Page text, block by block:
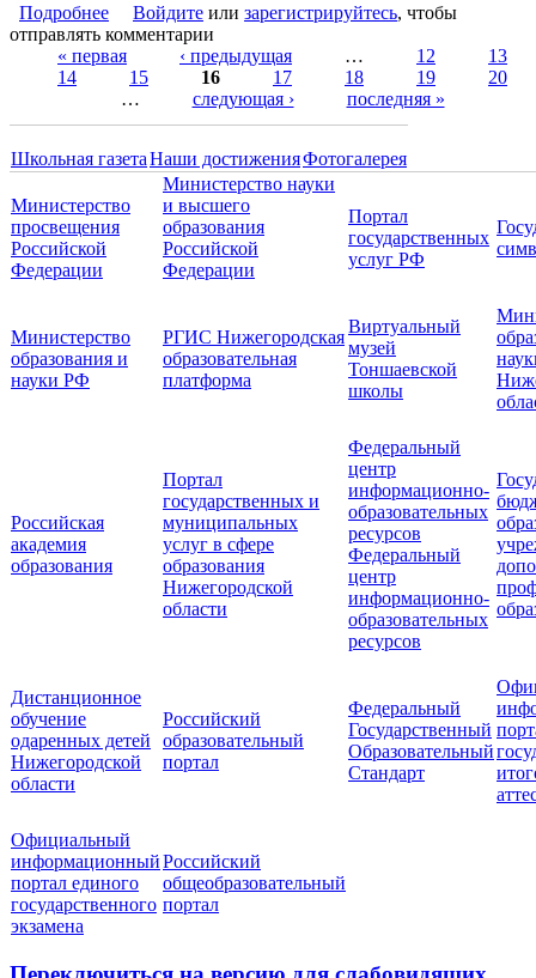
Подробнее о Участвуем в конкурсе "Я - гражданин Россиии"!
Войдите или зарегистрируйтесь, чтобы
отправлять комментарии
Страницы
« первая ‹ предыдущая … 12
13
14
15 16 17 18 19
20
…
следующая › последняя »
Школьная газетаНаши достиженияФотогалерея
Министерство
просвещения
Российской
Федерации
Министерство науки
и высшего
образования
Российской
Федерации
Портал
государственных
услуг РФ
Министерство
образования и
науки РФ
РГИС Нижегородская
образовательная
платформа
Виртуальный
музей
Тоншаевской
школы
Российская
академия
образования
Портал
государственных и
муниципальных
услуг в сфере
образования
Нижегородской
области
Федеральный
центр
информационно-
образовательных
ресурсов
Федеральный
центр
информационно-
образовательных
ресурсов
Дистанционное
обучение
одаренных детей
Нижегородской
области
Российский
образовательный
портал
Федеральный
Государственный
Образовательный
Стандарт
Официальный
информационный
портал единого
государственного
экзамена
Российский
общеобразовательный
портал